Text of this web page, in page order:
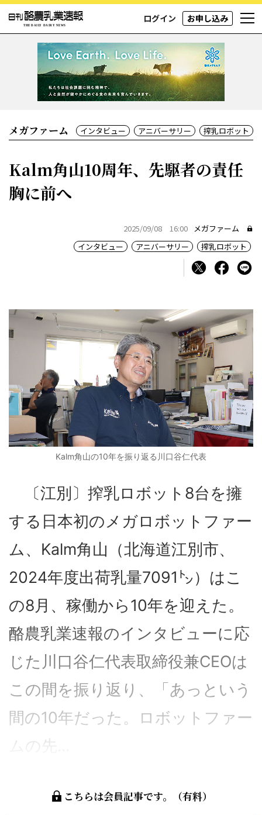
ログイン お申し込み
メガファーム インタビュー アニバーサリー 搾乳ロボット
Kalm角山10周年、先駆者の責任
胸に前へ
2025/09/08 16:00 メガファーム
インタビュー
アニバーサリー 搾乳ロボット
Kalm角山の10年を振り返る川口谷仁代表
〔江別〕搾乳ロボット8台を擁
する日本初のメガロボットファー
ム、Kalm角山（北海道江別市、
2024年度出荷乳量7091㌧）はこ
の8月、稼働から10年を迎えた。
酪農乳業速報のインタビューに応
じた川口谷仁代表取締役兼CEOは
この間を振り返り、「あっという
間の10年だった。ロボットファー
ムの先...
こちらは会員記事です。（有料）